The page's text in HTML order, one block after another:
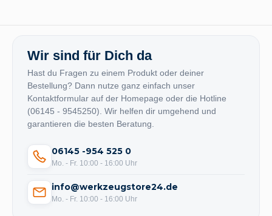
Wir sind für Dich da
Hast du Fragen zu einem Produkt oder deiner
Bestellung? Dann nutze ganz einfach unser
Kontaktformular auf der Homepage oder die Hotline
(06145 - 9545250). Wir helfen dir umgehend und
garantieren die besten Beratung.
06145 -954 525 0
Mo. - Fr. 10:00 - 16:00 Uhr
info@werkzeugstore24.de
Mo. - Fr. 10:00 - 16:00 Uhr